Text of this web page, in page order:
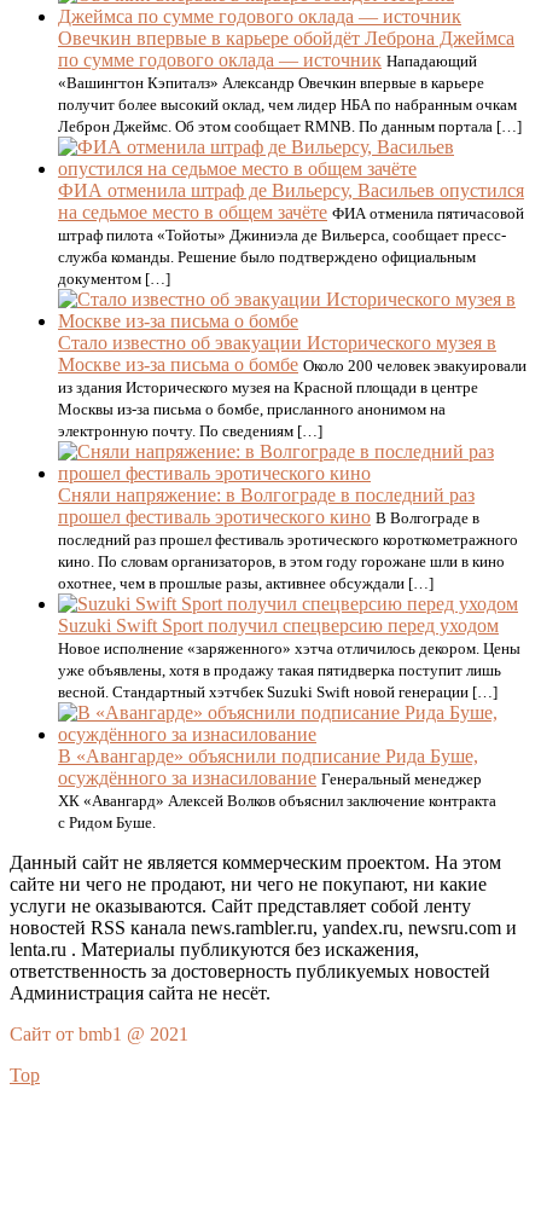
Овечкин впервые в карьере обойдёт Леброна Джеймса
по сумме годового оклада — источник Нападающий
«Вашингтон Кэпиталз» Александр Овечкин впервые в карьере
получит более высокий оклад, чем лидер НБА по набранным очкам
Леброн Джеймс. Об этом сообщает RMNB. По данным портала […]
ФИА отменила штраф де Вильерсу, Васильев опустился
на седьмое место в общем зачёте ФИА отменила пятичасовой
штраф пилота «Тойоты» Джиниэла де Вильерса, сообщает пресс-
служба команды. Решение было подтверждено официальным
документом […]
Стало известно об эвакуации Исторического музея в
Москве из-за письма о бомбе Около 200 человек эвакуировали
из здания Исторического музея на Красной площади в центре
Москвы из-за письма о бомбе, присланного анонимом на
электронную почту. По сведениям […]
Сняли напряжение: в Волгограде в последний раз
прошел фестиваль эротического кино В Волгограде в
последний раз прошел фестиваль эротического короткометражного
кино. По словам организаторов, в этом году горожане шли в кино
охотнее, чем в прошлые разы, активнее обсуждали […]
Suzuki Swift Sport получил спецверсию перед уходом
Новое исполнение «заряженного» хэтча отличилось декором. Цены
уже объявлены, хотя в продажу такая пятидверка поступит лишь
весной. Стандартный хэтчбек Suzuki Swift новой генерации […]
В «Авангарде» объяснили подписание Рида Буше,
осуждённого за изнасилование Генеральный менеджер
ХК «Авангард» Алексей Волков объяснил заключение контракта
с Ридом Буше.
Данный сайт не является коммерческим проектом. На этом
сайте ни чего не продают, ни чего не покупают, ни какие
услуги не оказываются. Сайт представляет собой ленту
новостей RSS канала news.rambler.ru, yandex.ru, newsru.com и
lenta.ru . Материалы публикуются без искажения,
ответственность за достоверность публикуемых новостей
Администрация сайта не несёт.
Сайт от bmb1 @ 2021
Top